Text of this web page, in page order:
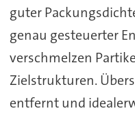
guter
genau gesteuerter
verschmelzen
Zielstrukturen.
entfernt und